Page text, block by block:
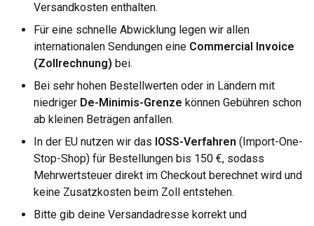
Versandkosten enthalten.
Für eine schnelle Abwicklung legen wir allen
internationalen Sendungen eine Commercial Invoice
(Zollrechnung) bei.
Bei sehr hohen Bestellwerten oder in Ländern mit
niedriger De-Minimis-Grenze können Gebühren schon
ab kleinen Beträgen anfallen.
In der EU nutzen wir das IOSS-Verfahren (Import-One-
Stop-Shop) für Bestellungen bis 150 €, sodass
Mehrwertsteuer direkt im Checkout berechnet wird und
keine Zusatzkosten beim Zoll entstehen.
Bitte gib deine Versandadresse korrekt und